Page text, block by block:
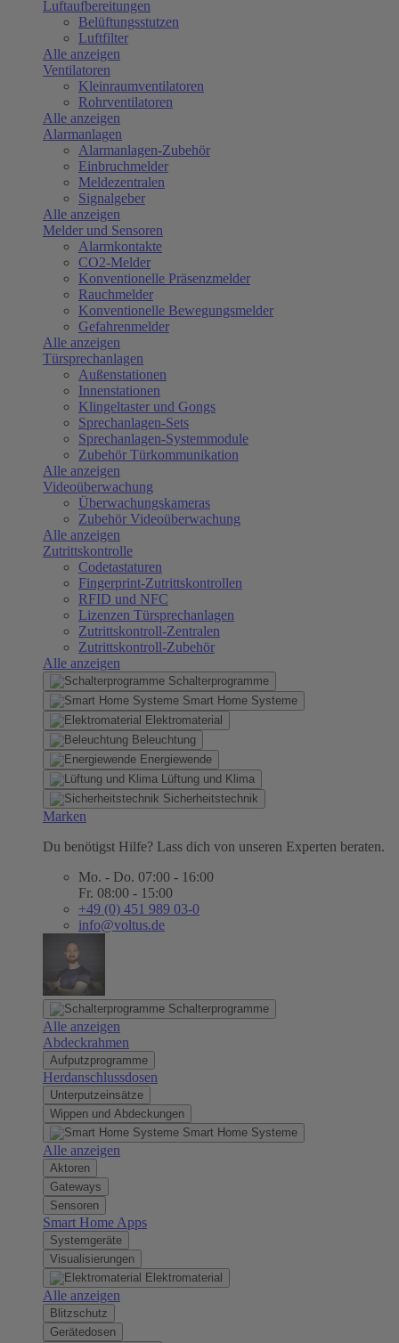
Luftaufbereitungen
Belüftungsstutzen
Luftfilter
Alle anzeigen
Ventilatoren
Kleinraumventilatoren
Rohrventilatoren
Alle anzeigen
Alarmanlagen
Alarmanlagen-Zubehör
Einbruchmelder
Meldezentralen
Signalgeber
Alle anzeigen
Melder und Sensoren
Alarmkontakte
CO2-Melder
Konventionelle Präsenzmelder
Rauchmelder
Konventionelle Bewegungsmelder
Gefahrenmelder
Alle anzeigen
Türsprechanlagen
Außenstationen
Innenstationen
Klingeltaster und Gongs
Sprechanlagen-Sets
Sprechanlagen-Systemmodule
Zubehör Türkommunikation
Alle anzeigen
Videoüberwachung
Überwachungskameras
Zubehör Videoüberwachung
Alle anzeigen
Zutrittskontrolle
Codetastaturen
Fingerprint-Zutrittskontrollen
RFID und NFC
Lizenzen Türsprechanlagen
Zutrittskontroll-Zentralen
Zutrittskontroll-Zubehör
Alle anzeigen
Schalterprogramme
Smart Home Systeme
Elektromaterial
Beleuchtung
Energiewende
Lüftung und Klima
Sicherheitstechnik
Marken
Du benötigst Hilfe? Lass dich von unseren Experten beraten.
Mo. - Do. 07:00 - 16:00
Fr. 08:00 - 15:00
+49 (0) 451 989 03-0
info@voltus.de
Schalterprogramme
Alle anzeigen
Abdeckrahmen
Aufputzprogramme
Herdanschlussdosen
Unterputzeinsätze
Wippen und Abdeckungen
Smart Home Systeme
Alle anzeigen
Aktoren
Gateways
Sensoren
Smart Home Apps
Systemgeräte
Visualisierungen
Elektromaterial
Alle anzeigen
Blitzschutz
Gerätedosen